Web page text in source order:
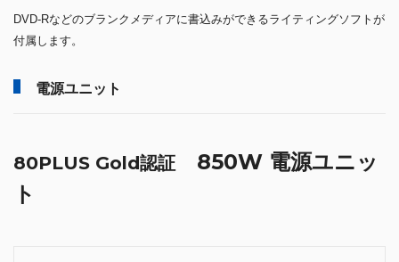
DVD-Rなどのブランクメディアに書込みができるライティングソフトが
付属します。
電源ユニット
80PLUS Gold認証 850W 電源ユニッ
ト